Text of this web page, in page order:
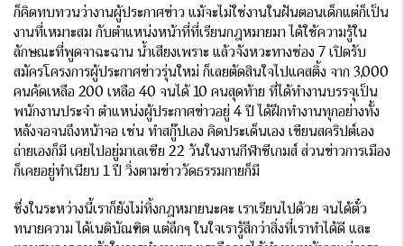
ก็คิดทบทวนว่างานผู้ประกาศข่าว แม้จะไม่ใช่งานในฝันตอนเด็กแต่ก็เป็น
งานที่เหมาะสม กับตำแหน่งหน้าที่ที่เรียนกฎหมายมา ได้ใช้ความรู้ใน
ลักษณะที่พูดจาฉะฉาน น้ำเสียงเพราะ แล้วจังหวะทางช่อง 7 เปิดรับ
สมัครโครงการผู้ประกาศข่าวรุ่นใหม่ ก็เลยตัดสินใจไปแคสติ้ง จาก 3,000
คนคัดเหลือ 200 เหลือ 40 จนได้ 10 คนสุดท้าย ที่ได้ทำงานบรรจุเป็น
พนักงานประจำ ตำแหน่งผู้ประกาศข่าวอยู่ 4 ปี ได้ฝึกทำงานทุกอย่างทั้ง
หลังจอจนถึงหน้าจอ เช่น ทำสกู๊ปเอง คิดประเด็นเอง เขียนสคริปต์เอง
ถ่ายเองก็มี เคยไปอยู่มาเลเซีย 22 วันในงานกีฬาซีเกมส์ ส่วนข่าวการเมือง
ก็เคยอยู่ทำเนียบ 1 ปี วิ่งตามข่าววัดธรรมกายก็มี
ซึ่งในระหว่างนี้เราก็ยังไม่ทิ้งกฎหมายนะคะ เราเรียนไปด้วย จนได้ตั๋ว
ทนายความ ได้เนติบัณฑิต แต่ลึกๆ ในใจเรารู้สึกว่าสิ่งที่เราทำได้ดี และ